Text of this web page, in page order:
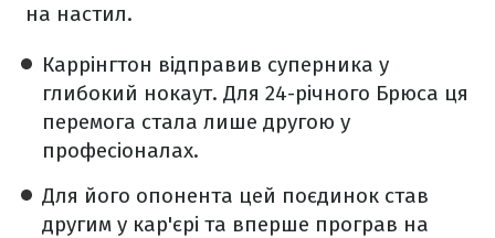
на настил.
Каррінгтон відправив суперника у
глибокий нокаут. Для 24-річного Брюса ця
перемога стала лише другою у
професіоналах.
Для його опонента цей поєдинок став
другим у кар'єрі та вперше програв на